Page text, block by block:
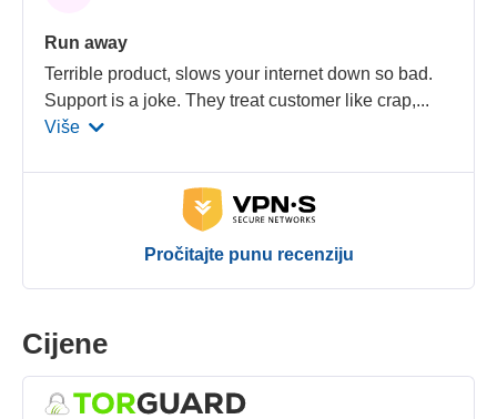
Run away
Terrible product, slows your internet down so bad.
Support is a joke. They treat customer like crap,...
Više
Pročitajte punu recenziju
Cijene